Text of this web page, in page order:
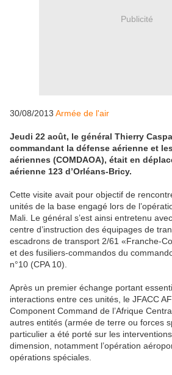
Publicité
30/08/2013 Armée de l'air
Jeudi 22 août, le général Thierry
commandant la défense aérienne et
aériennes (COMDAOA), était en
aérienne 123 d’Orléans-Bricy.
Cette visite avait pour objectif de
unités de la base engagé lors de
Mali. Le général s’est ainsi entretenu
centre d’instruction des équipages de
escadrons de transport 2/61 «Franche-
et des fusiliers-commandos du
n°10 (CPA 10).
Après un premier échange portant
interactions entre ces unités, le JFACC
Component Command de l’Afrique
autres entités (armée de terre ou forces
particulier a été porté sur les
dimension, notamment l’opération
opérations spéciales.